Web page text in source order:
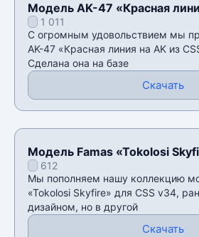
Модель AK-47 «Красная
для CSS v34
1 011
С огромным удовольствием мы
AK-47 «Красная линия на AK из
Сделана она на базе
Скачать
Модель Famas «Tokolosi
612
Мы пополняем нашу коллекцию
«Tokolosi Skyfire» для CSS v34,
дизайном, но в другой
Скачать